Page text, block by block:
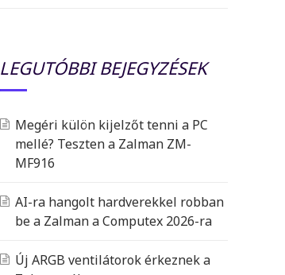
LEGUTÓBBI BEJEGYZÉSEK
Megéri külön kijelzőt tenni a PC
mellé? Teszten a Zalman ZM-
MF916
AI-ra hangolt hardverekkel robban
be a Zalman a Computex 2026-ra
Új ARGB ventilátorok érkeznek a